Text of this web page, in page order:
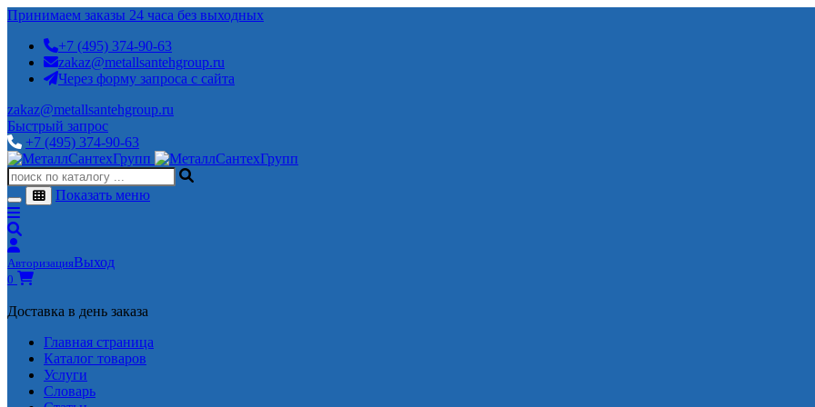
Принимаем заказы 24 часа без выходных
+7 (495) 374-90-63
zakaz@metallsantehgroup.ru
Через форму запроса с сайта
zakaz@metallsantehgroup.ru
Быстрый запрос
+7 (495) 374-90-63
Показать меню
АвторизацияВыход
0
Доставка в день заказа
Главная страница
Каталог товаров
Услуги
Словарь